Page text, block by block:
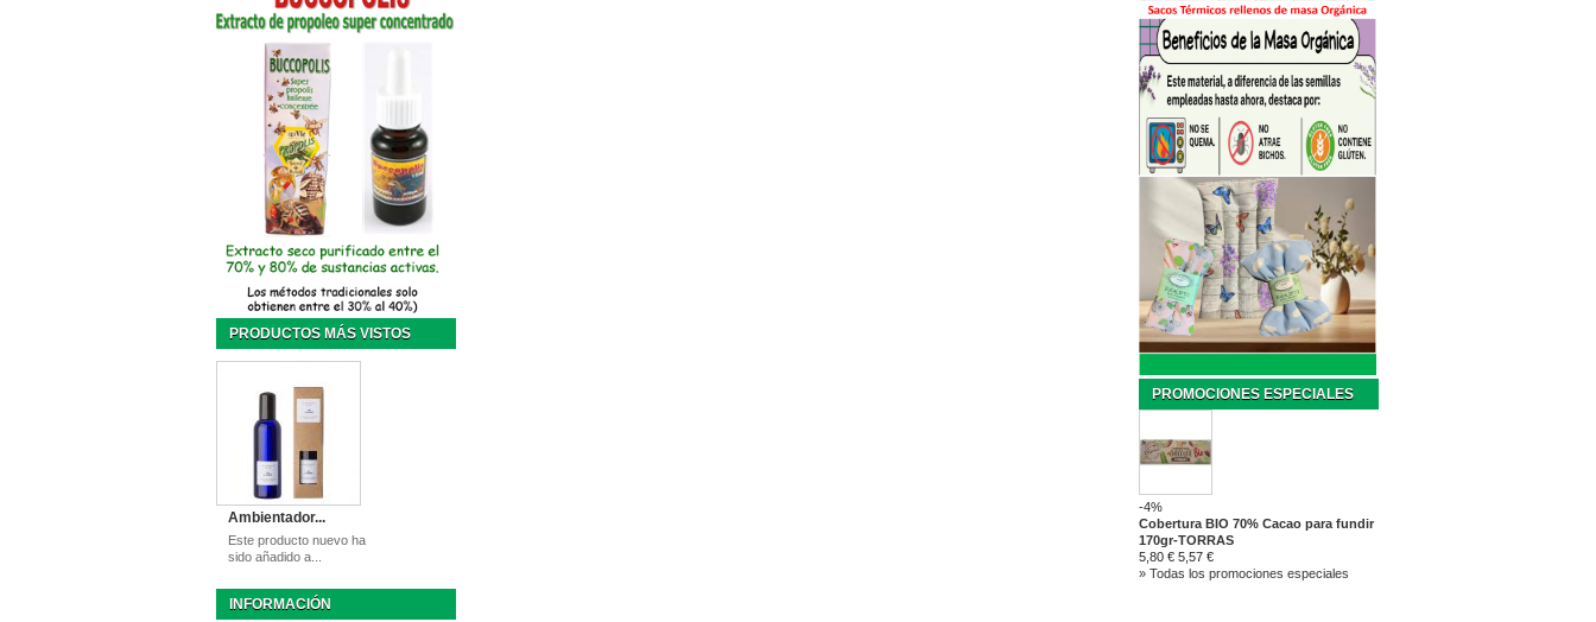
PRODUCTOS MÁS VISTOS
Ambientador...
Este producto nuevo ha
sido añadido a...
INFORMACIÓN
PROMOCIONES ESPECIALES
-4%
Cobertura BIO 70% Cacao para fundir
170gr-TORRAS
5,80 € 5,57 €
» Todas los promociones especiales